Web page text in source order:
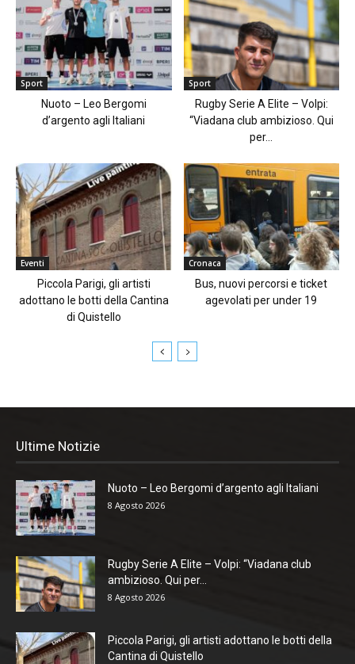
Sport
Nuoto – Leo Bergomi
d’argento agli Italiani
Sport
Rugby Serie A Elite – Volpi:
“Viadana club ambizioso. Qui
per...
Eventi
Piccola Parigi, gli artisti
adottano le botti della Cantina
di Quistello
Cronaca
Bus, nuovi percorsi e ticket
agevolati per under 19
Ultime Notizie
Nuoto – Leo Bergomi d’argento agli Italiani
8 Agosto 2026
Rugby Serie A Elite – Volpi: “Viadana club
ambizioso. Qui per...
8 Agosto 2026
Piccola Parigi, gli artisti adottano le botti della
Cantina di Quistello